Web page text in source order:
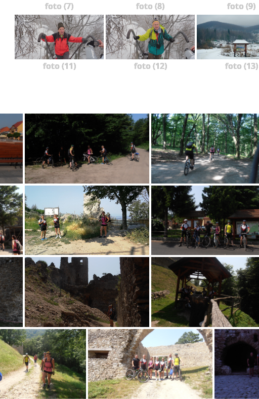
foto (7) foto (8) foto (9)
foto (11) foto (12) foto (13)